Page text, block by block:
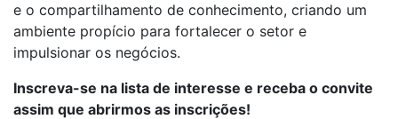
e o compartilhamento de conhecimento, criando um
ambiente propício para fortalecer o setor e
impulsionar os negócios.
Inscreva-se na lista de interesse e receba o convite
assim que abrirmos as inscrições!